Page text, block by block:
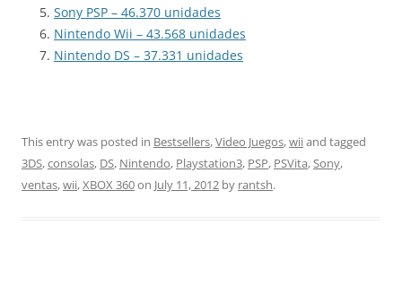
Sony PSP – 46.370 unidades
Nintendo Wii – 43.568 unidades
Nintendo DS – 37.331 unidades
This entry was posted in Bestsellers,Video Juegos,wiiand tagged
3DS,consolas, DS, Nintendo, Playstation3, PSP, PSVita,Sony,
ventas,wii,XBOX 360on July 11, 2012 by rantsh.